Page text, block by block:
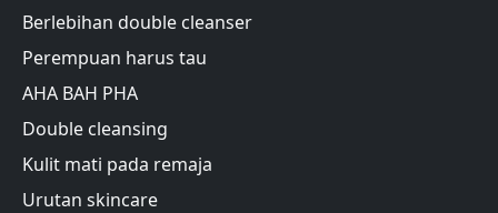
Berlebihan double cleanser
Perempuan harus tau
AHA BAH PHA
Double cleansing
Kulit mati pada remaja
Urutan skincare